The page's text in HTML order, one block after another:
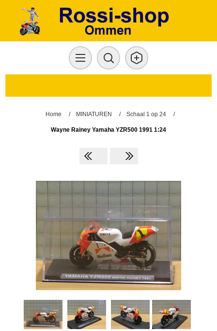
Home / MINIATUREN / Schaal 1 op 24 /
Wayne Rainey Yamaha YZR500 1991 1:24